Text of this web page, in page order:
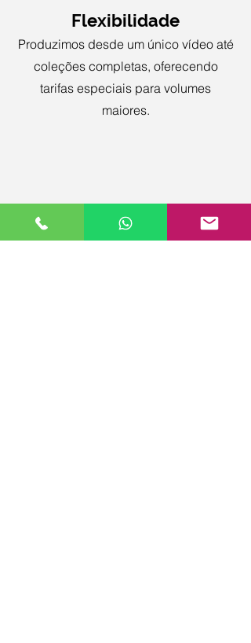
Flexibilidade
Produzimos desde um único vídeo até
coleções completas, oferecendo
tarifas especiais para volumes
maiores.
Multiformato
Vídeos nos formatos horizontal,